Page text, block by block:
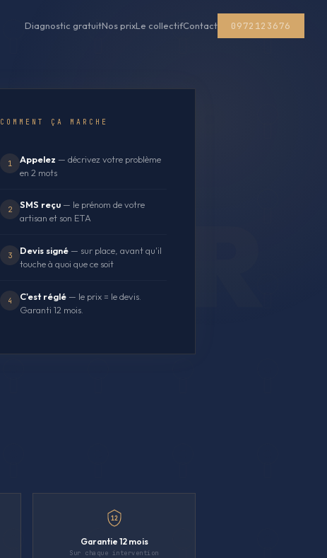
Diagnostic gratuitNos prixLe collectifContact 0972123676
COMMENT ÇA MARCHE
1 Appelez — décrivez votre problème
en 2 mots
2 SMS reçu — le prénom de votre
artisan et son ETA
3 Devis signé — sur place, avant qu'il
touche à quoi que ce soit
4 C'est réglé — le prix = le devis.
Garanti 12 mois.
12
Garantie 12 mois
Sur chaque intervention